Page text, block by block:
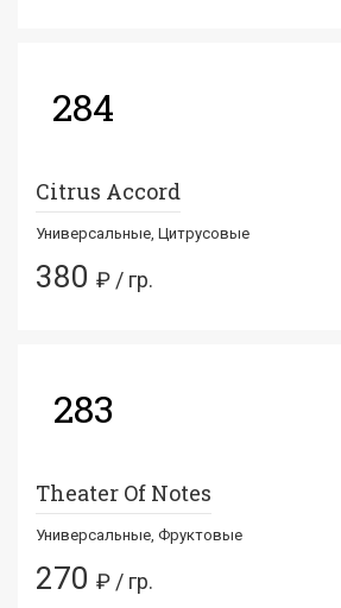
284
Citrus Accord
Универсальные, Цитрусовые
380 ₽ / гр.
283
Theater Of Notes
Универсальные, Фруктовые
270 ₽ / гр.